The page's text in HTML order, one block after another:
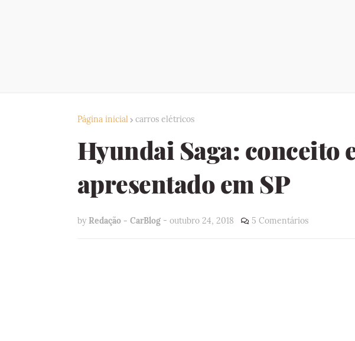
Página inicial carros elétricos
Hyundai Saga: conceito
apresentado em SP
by Redação - CarBlog - outubro 24, 2018 5 Comentários